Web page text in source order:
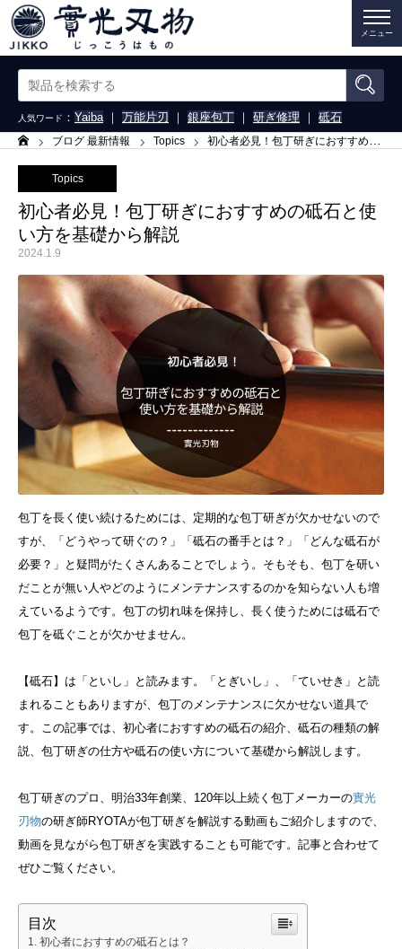
メニュー
人気ワード ： Yaiba｜ 万能片刃 ｜ 銀座包丁 ｜ 研ぎ修理 ｜ 砥石
ーム ブログ 最新情報 Topics 初心者必見！包丁研ぎにおすすめの砥石と使い方を基礎から解説
Topics
初心者必見！包丁研ぎにおすすめの砥石と使
い方を基礎から解説
2024.1.9
包丁を長く使い続けるためには、定期的な包丁研ぎが欠かせないので
すが、「どうやって研ぐの？」「砥石の番手とは？」「どんな砥石が
必要？」と疑問がたくさんあることでしょう。 そもそも、包丁を研い
だことが無い人やどのようにメンテナンスするのかを知らない人も増
えているようです。包丁の切れ味を保持し、長く使うためには砥石で
包丁を砥ぐことが欠かせません。
【砥石】は「といし」と読みます。「とぎいし」、「ていせき」と読
まれることもありますが、包丁のメンテナンスに欠かせない道具で
す。
この記事では、初心者におすすめの砥石の紹介、砥石の種類の解
説、包丁研ぎの仕方や砥石の使い方について基礎から解説します。
包丁研ぎのプロ、明治33年創業、120年以上続く包丁メーカーの實光
刃物の研ぎ師RYOTAが包丁研ぎを解説する動画もご紹介しますので、
動画を見ながら包丁研ぎを実践することも可能です。記事と合わせて
ぜひご覧ください。
目次
初心者におすすめの砥石とは？